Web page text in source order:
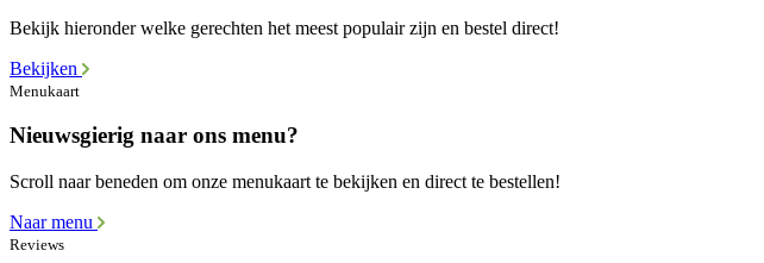
Bekijk hieronder welke gerechten het meest populair zijn en bestel direct!
Bekijken
Menukaart
Nieuwsgierig naar ons menu?
Scroll naar beneden om onze menukaart te bekijken en direct te bestellen!
Naar menu
Reviews